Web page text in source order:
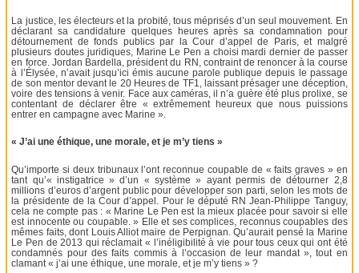
La justice, les électeurs et la probité, tous méprisés d’un seul mouvement. En
déclarant sa candidature quelques heures après sa condamnation pour
détournement de fonds publics par la Cour d’appel de Paris, et malgré
plusieurs doutes juridiques, Marine Le Pen a choisi mardi dernier de passer
en force. Jordan Bardella, président du RN, contraint de renoncer à la course
à l’Élysée, n’avait jusqu’ici émis aucune parole publique depuis le passage
de son mentor devant le 20 Heures de TF1, laissant présager une déception,
voire des tensions à venir. Face aux caméras, il n’a guère été plus prolixe, se
contentant de déclarer être « extrêmement heureux que nous puissions
entrer en campagne avec Marine ».
« J’ai une éthique, une morale, et je m’y tiens »
Qu’importe si deux tribunaux l’ont reconnue coupable de « faits graves » en
tant qu’« instigatrice » d’un « système » ayant permis de détourner 2,8
millions d’euros d’argent public pour développer son parti, selon les mots de
la présidente de la Cour d’appel. Pour le député RN Jean-Philippe Tanguy,
cela ne compte pas : « Marine Le Pen est la mieux placée pour savoir si elle
est innocente ou coupable. » Elle et ses complices, reconnus coupables des
mêmes faits, dont Louis Alliot maire de Perpignan. Qu’aurait pensé la Marine
Le Pen de 2013 qui réclamait « l’inéligibilité à vie pour tous ceux qui ont été
condamnés pour des faits commis à l’occasion de leur mandat », tout en
clamant « j’ai une éthique, une morale, et je m’y tiens » ?